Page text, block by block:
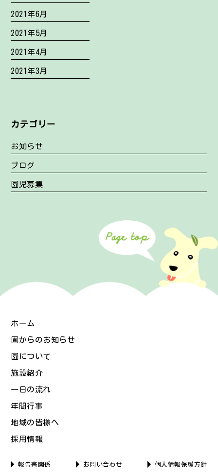
2021年6月
2021年5月
2021年4月
2021年3月
カテゴリー
お知らせ
ブログ
園児募集
ホーム
園からのお知らせ
園について
施設紹介
一日の流れ
年間行事
地域の皆様へ
採用情報
報告書関係 お問い合わせ 個人情報保護方針